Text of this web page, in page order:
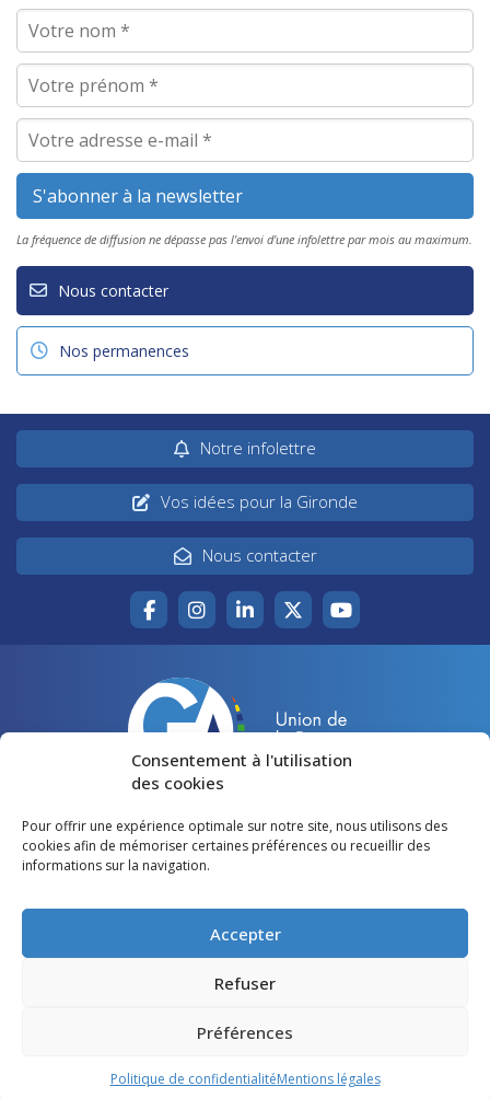
Consentement à l'utilisation
des cookies
Pour offrir une expérience optimale sur notre site, nous utilisons des
cookies afin de mémoriser certaines préférences ou recueillir des
informations sur la navigation.
Accepter
Refuser
Préférences
Politique de confidentialitéMentions légales
La fréquence de diffusion ne dépasse pas l'envoi d'une infolettre par mois au maximum.
Nous contacter
Nos permanences
Notre infolettre
Vos idées pour la Gironde
Nous contacter
Accueil
Votre canton
Lire et voir
Agir pour la Gironde
Restons en contact
©Gironde Avenir- Tous droits réservés
Mentions légales